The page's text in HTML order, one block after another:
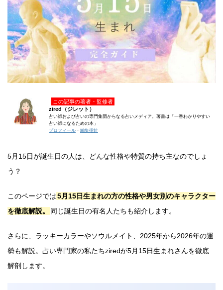
この記事の著者・監修者
zired（ジレット）
占い師および占いの専門集団からなる占いメディア。著書は「一番わかりやすい
占い師になるための本」
プロフィール ・ 編集指針
5月15日が誕生日の人は、どんな性格や特質の持ち主なのでしょ
う？
このページでは5月15日生まれの方の性格や男女別のキャラクター
を徹底解説。
同じ誕生日の有名人たちも紹介します。
さらに、ラッキーカラーやソウルメイト、2025年から2026年の運
勢も解説。占い専門家の私たちziredが5月15日生まれさんを徹底
解剖します。